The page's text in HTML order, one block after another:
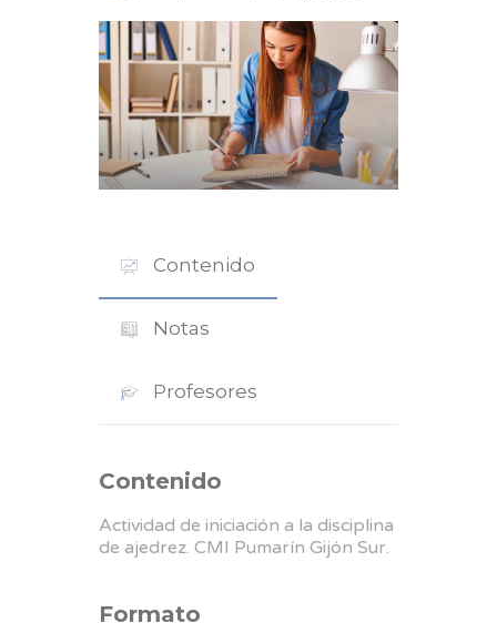
Contenido
Notas
Profesores
Contenido
Actividad de iniciación a la disciplina
de ajedrez. CMI Pumarín Gijón Sur.
Formato